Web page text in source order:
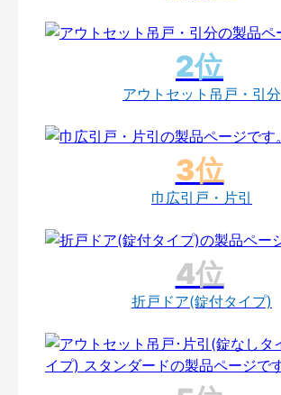
アウトセット吊戸・引分
巾広引戸・片引
折戸ドア(錠付タイプ)